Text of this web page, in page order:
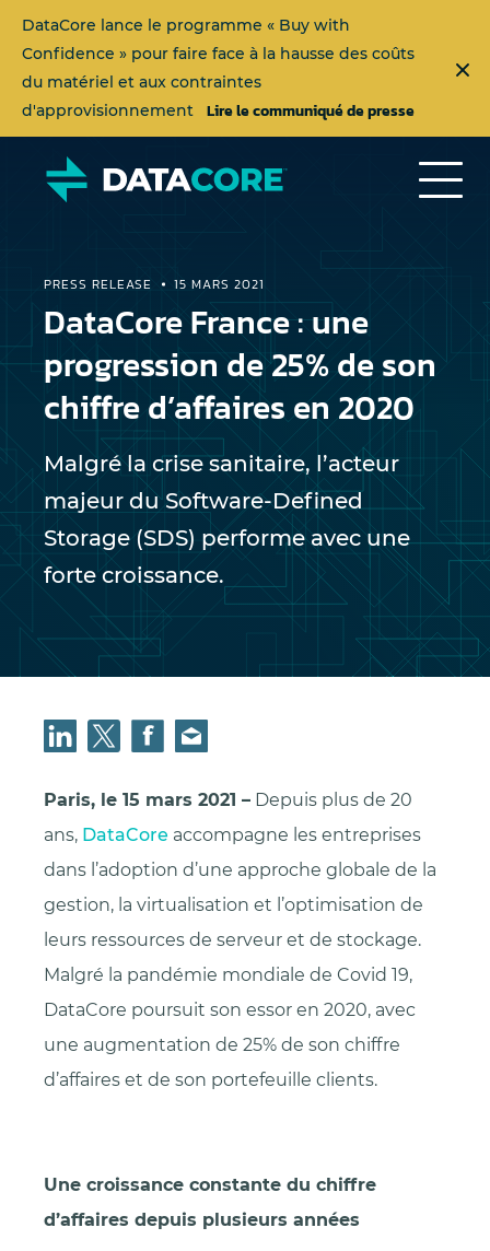
DataCore lance le programme « Buy with
Confidence » pour faire face à la hausse des coûts
du matériel et aux contraintes
d'approvisionnement
Lire le communiqué de presse
PRESS RELEASE 15 MARS 2021
DataCore France : une
progression de 25% de son
chiffre d’affaires en 2020
Malgré la crise sanitaire, l’acteur
majeur du Software-Defined
Storage (SDS) performe avec une
forte croissance.
Paris, le 15 mars 2021 – Depuis plus de 20
ans, DataCore accompagne les entreprises
dans l’adoption d’une approche globale de la
gestion, la virtualisation et l’optimisation de
leurs ressources de serveur et de stockage.
Malgré la pandémie mondiale de Covid 19,
DataCore poursuit son essor en 2020, avec
une augmentation de 25% de son chiffre
d’affaires et de son portefeuille clients.
Une croissance constante du chiffre
d’affaires depuis plusieurs années